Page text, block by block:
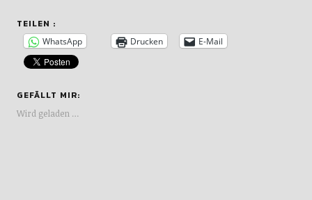
TEILEN :
WhatsApp Drucken E-Mail
GEFÄLLT MIR:
Wird geladen …